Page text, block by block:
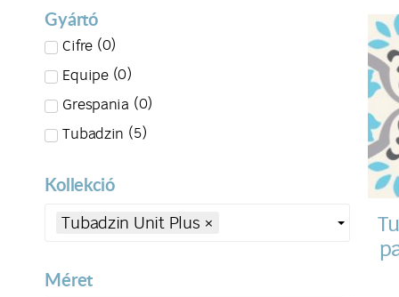
Gyártó
Cifre (0)
Equipe (0)
Grespania (0)
Tubadzin (5)
Kollekció
Tubadzin Unit Plus ×
Méret